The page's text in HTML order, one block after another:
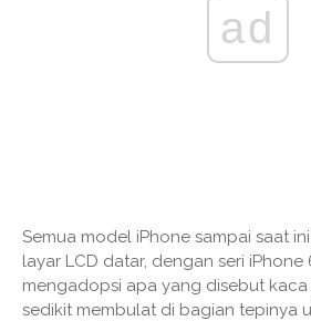
ad
Semua model iPhone sampai saat
layar LCD datar, dengan seri
mengadopsi apa yang disebut
sedikit membulat di bagian tepinya